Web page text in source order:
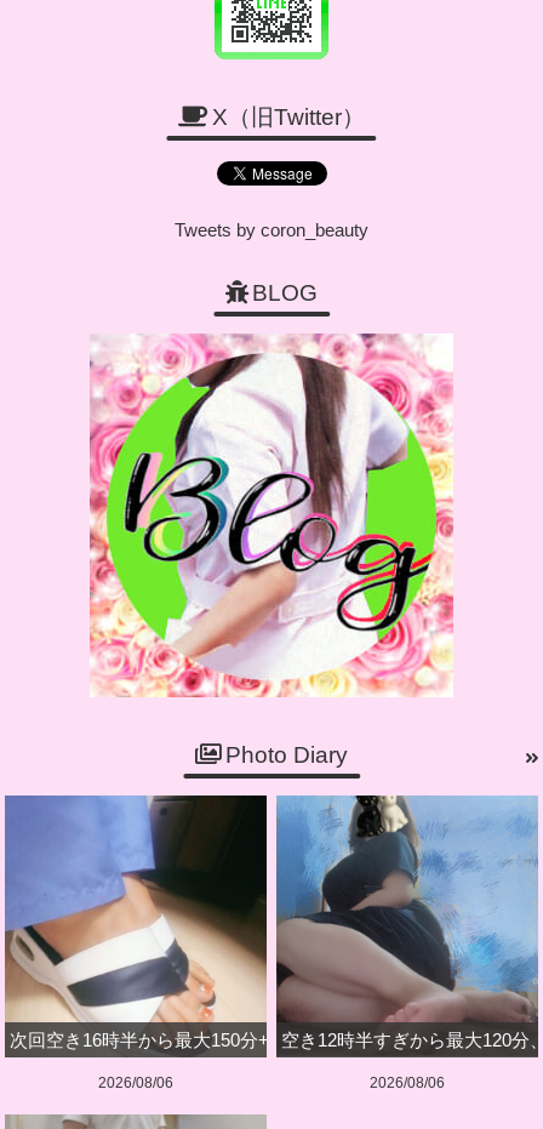
X（旧Twitter）
Tweets by coron_beauty
BLOG
Photo Diary
次回空き16時半から最大150分+深夜のみです
2026/08/06
空き12時半すぎから最大120分
2026/08/06